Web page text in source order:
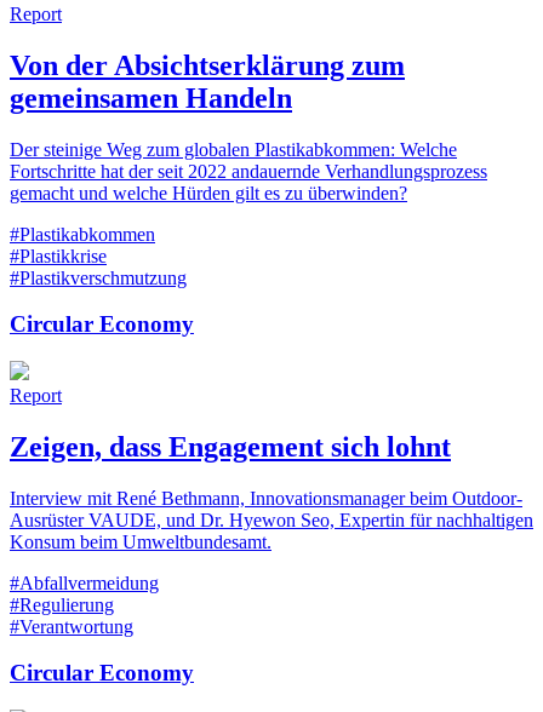
Report
Von der Absichtserklärung zum
gemeinsamen Handeln
Der steinige Weg zum globalen Plastikabkommen: Welche
Fortschritte hat der seit 2022 andauernde Verhandlungsprozess
gemacht und welche Hürden gilt es zu überwinden?
#Plastikabkommen
#Plastikkrise
#Plastikverschmutzung
Circular Economy
Report
Zeigen, dass Engagement sich lohnt
Interview mit René Bethmann, Innovationsmanager beim Outdoor-
Ausrüster VAUDE, und Dr. Hyewon Seo, Expertin für nachhaltigen
Konsum beim Umweltbundesamt.
#Abfallvermeidung
#Regulierung
#Verantwortung
Circular Economy